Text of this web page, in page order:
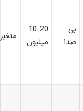
بی
صدا
10-20
میلیون
متغیر